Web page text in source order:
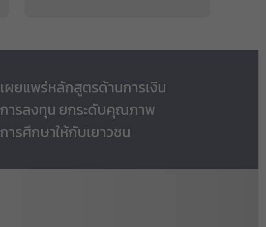
เผยแพร่หลักสูตรด้านการเงิน
การลงทุน ยกระดับคุณภาพ
การศึกษาให้กับเยาวชน